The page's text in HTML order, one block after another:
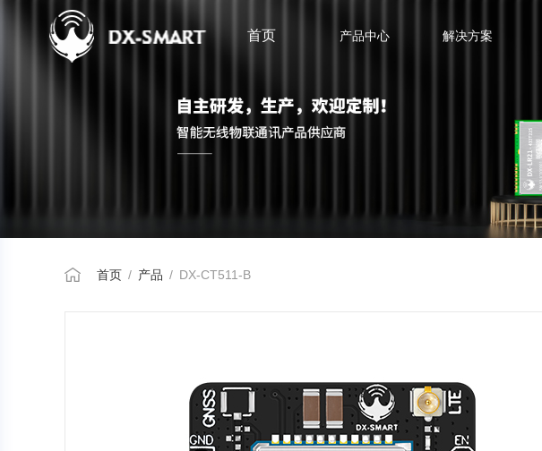
首页 产品中心 解决方案
首页 / 产品 / DX-CT511-B